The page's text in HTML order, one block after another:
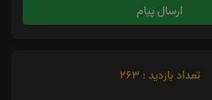
ارسال پیام
تعداد بازدید : 263